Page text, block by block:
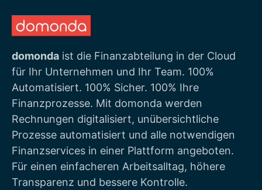
domonda ist die Finanzabteilung in der Cloud
für Ihr Unternehmen und Ihr Team. 100%
Automatisiert. 100% Sicher. 100% Ihre
Finanzprozesse. Mit domonda werden
Rechnungen digitalisiert, unübersichtliche
Prozesse automatisiert und alle notwendigen
Finanzservices in einer Plattform angeboten.
Für einen einfacheren Arbeitsalltag, höhere
Transparenz und bessere Kontrolle.